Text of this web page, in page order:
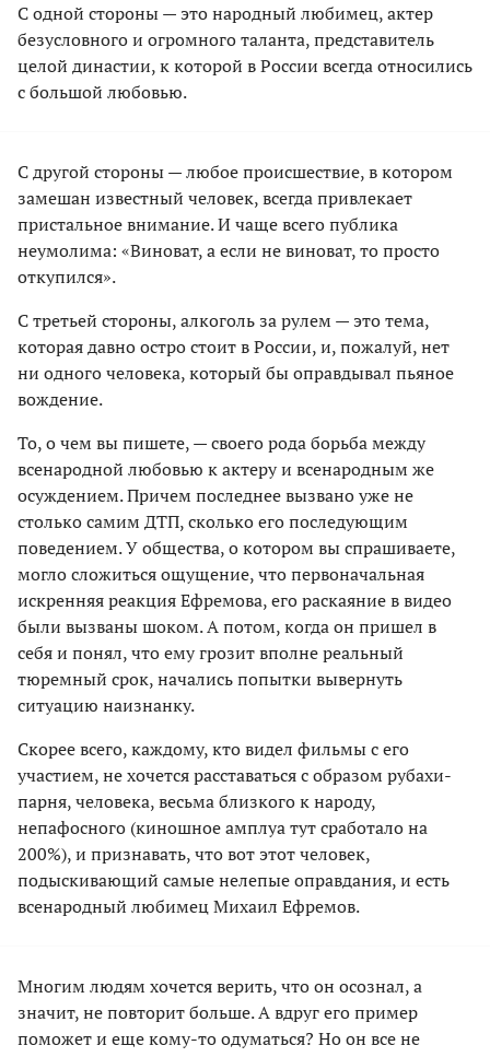
С одной стороны — это народный любимец, актер
безусловного и огромного таланта, представитель
целой династии, к которой в России всегда относились
с большой любовью.
С другой стороны — любое происшествие, в котором
замешан известный человек, всегда привлекает
пристальное внимание. И чаще всего публика
неумолима: «Виноват, а если не виноват, то просто
откупился».
С третьей стороны, алкоголь за рулем — это тема,
которая давно остро стоит в России, и, пожалуй, нет
ни одного человека, который бы оправдывал пьяное
вождение.
То, о чем вы пишете, — своего рода борьба между
всенародной любовью к актеру и всенародным же
осуждением. Причем последнее вызвано уже не
столько самим ДТП, сколько его последующим
поведением. У общества, о котором вы спрашиваете,
могло сложиться ощущение, что первоначальная
искренняя реакция Ефремова, его раскаяние в видео
были вызваны шоком. А потом, когда он пришел в
себя и понял, что ему грозит вполне реальный
тюремный срок, начались попытки вывернуть
ситуацию наизнанку.
Скорее всего, каждому, кто видел фильмы с его
участием, не хочется расставаться с образом рубахи-
парня, человека, весьма близкого к народу,
непафосного (киношное амплуа тут сработало на
200%), и признавать, что вот этот человек,
подыскивающий самые нелепые оправдания, и есть
всенародный любимец Михаил Ефремов.
Многим людям хочется верить, что он осознал, а
значит, не повторит больше. А вдруг его пример
поможет и еще кому-то одуматься? Но он все не